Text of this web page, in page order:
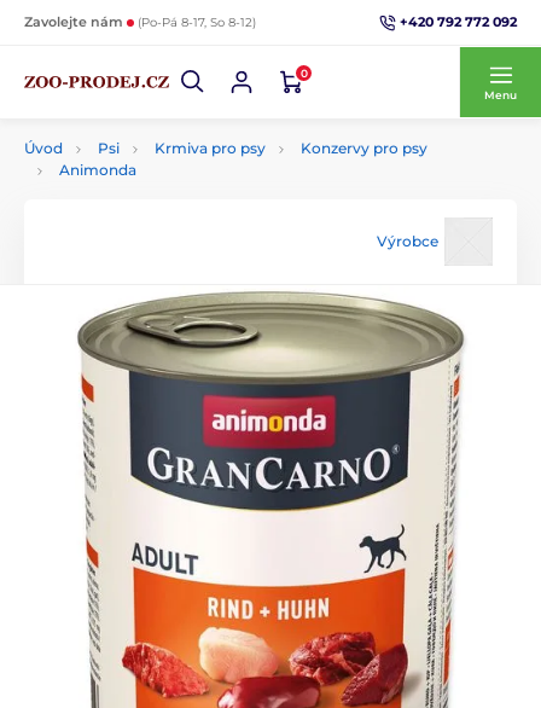
Zavolejte nám (Po-Pá 8-17, So 8-12) +420 792 772 092
0
Menu
Úvod Psi Krmiva pro psy
Konzervy pro psy
Animonda
Výrobce